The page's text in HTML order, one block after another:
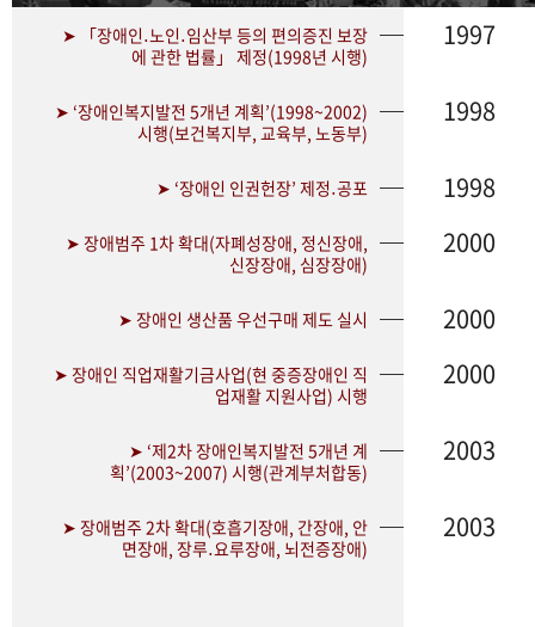
➤ 「장애인․노인․임산부 등의 편의증진 보장
에 관한 법률」 제정(1998년 시행)
1997
➤ ‘장애인복지발전 5개년 계획’(1998~2002)
시행(보건복지부, 교육부, 노동부)
1998
➤ ‘장애인 인권헌장’ 제정․공포 1998
➤ 장애범주 1차 확대(자폐성장애, 정신장애,
신장장애, 심장장애)
2000
➤ 장애인 생산품 우선구매 제도 실시 2000
➤ 장애인 직업재활기금사업(현 중증장애인 직
업재활 지원사업) 시행
2000
➤ ‘제2차 장애인복지발전 5개년 계
획’(2003~2007) 시행(관계부처합동)
2003
➤ 장애범주 2차 확대(호흡기장애, 간장애, 안
면장애, 장루․요루장애, 뇌전증장애)
2003